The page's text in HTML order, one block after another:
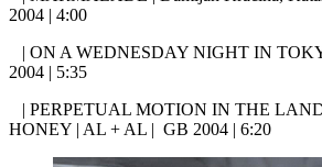
2004 | 4:00
| ON A WEDNESDAY NIGHT IN
2004 | 5:35
| PERPETUAL MOTION IN THE
HONEY | AL + AL | GB 2004 | 6:20